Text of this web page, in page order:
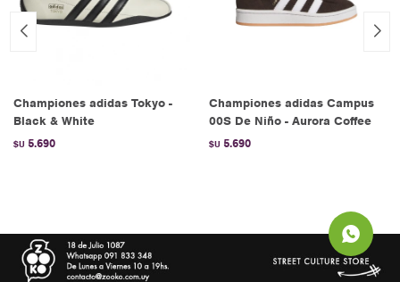
Championes adidas Tokyo -
Black & White
$U 5.690
Championes adidas Campus
00S De Niño - Aurora Coffee
$U 5.690